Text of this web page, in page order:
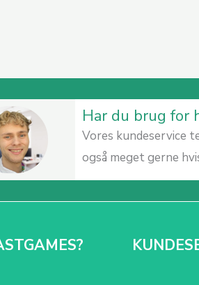
Har du brug for
Vores kundeservice
også meget gerne